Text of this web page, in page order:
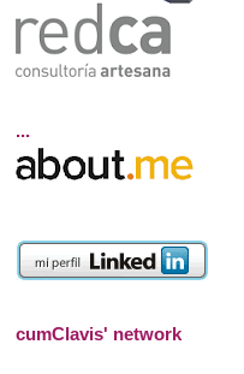
...
cumClavis' network